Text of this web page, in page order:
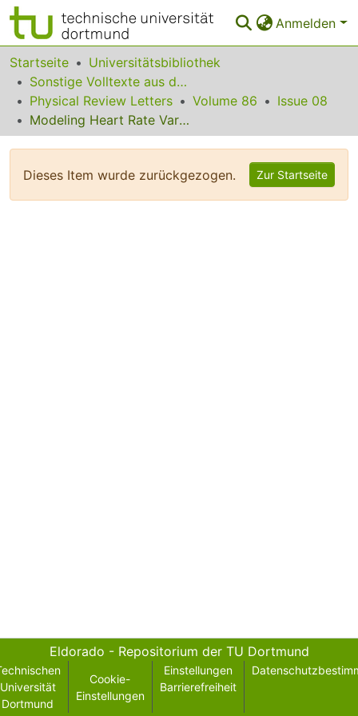
Anmelden
Bereiche & Sammlungen
Das gesamte Repositorium
Statistiken
Startseite
Universitätsbibliothek
Sonstige Volltexte aus dem Bibliotheksangebot
Physical Review Letters
Volume 86
Issue 08
Modeling Heart Rate Variability in Healthy Humans: A Turbulence Analogy
Dieses Item wurde zurückgezogen. Zur Startseite
Eldorado - Repositorium der TU Dortmund
Universität
Dortmund
Cookie-
Einstellungen
Einstellungen
Barrierefreiheit